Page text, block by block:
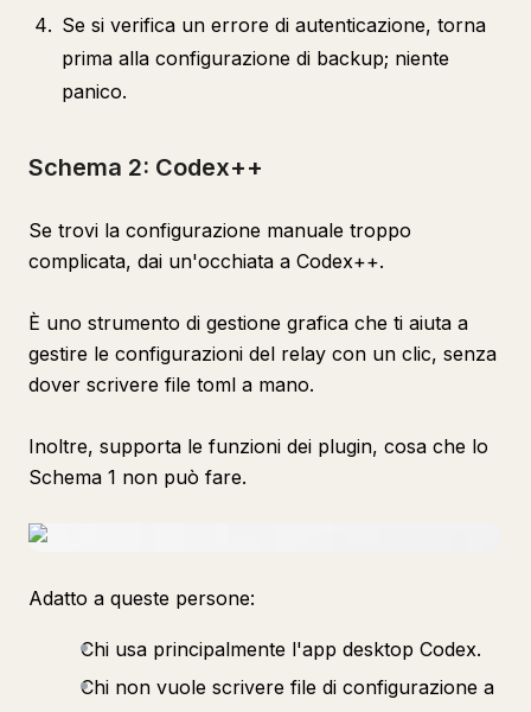
Se si verifica un errore di autenticazione, torna
prima alla configurazione di backup; niente
panico.
Schema 2: Codex++
Se trovi la configurazione manuale troppo
complicata, dai un'occhiata a Codex++.
È uno strumento di gestione grafica che ti aiuta a
gestire le configurazioni del relay con un clic, senza
dover scrivere file toml a mano.
Inoltre, supporta le funzioni dei plugin, cosa che lo
Schema 1 non può fare.
Adatto a queste persone:
Chi usa principalmente l'app desktop Codex.
Chi non vuole scrivere file di configurazione a